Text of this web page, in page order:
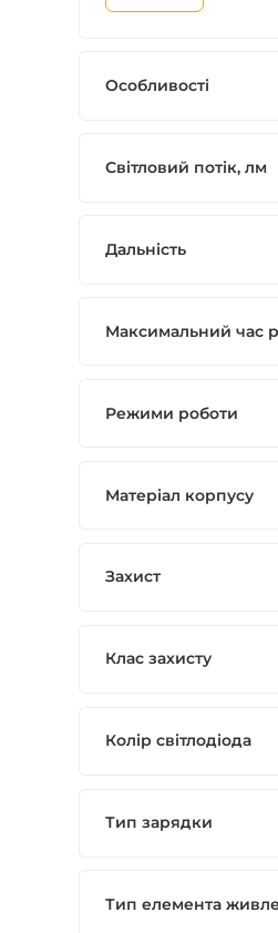
Особливості
Світловий потік, лм
Дальність
Максимальний час
Режими роботи
Матеріал корпусу
Захист
Клас захисту
Колір світлодіода
Тип зарядки
Тип елемента